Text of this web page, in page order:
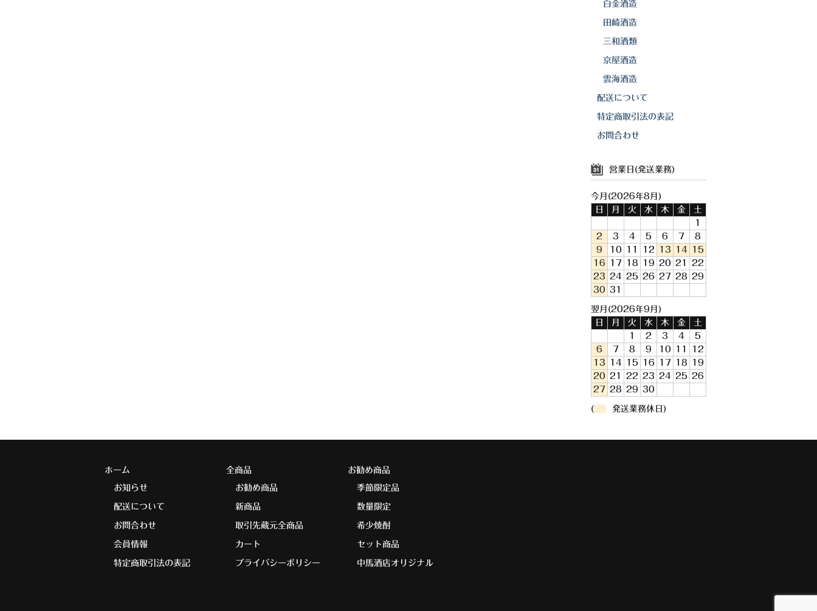
白金酒造
田崎酒造
三和酒類
京屋酒造
雲海酒造
配送について
特定商取引法の表記
お問合わせ
営業日(発送業務)
今月(2026年8月)
日
月 火 水 木 金
土
1
2
3 4 5 6 7
8
9
10 11 12 13 14
15
16
17 18 19 20 21
22
23 24 25 26 27 28 29
30 31
翌月(2026年9月)
日
月 火 水 木 金
土
1
2 3 4
5
6
7 8 9 10 11
12
13
14 15 16 17 18
19
20 21 22 23 24 25 26
27 28 29 30
( 発送業務休日)
ホーム
お知らせ
配送について
お問合わせ
会員情報
特定商取引法の表記
全商品
お勧め商品
新商品
取引先蔵元全商品
カート
プライバシーポリシー
お勧め商品
季節限定品
数量限定
希少焼酎
セット商品
中馬酒店オリジナル